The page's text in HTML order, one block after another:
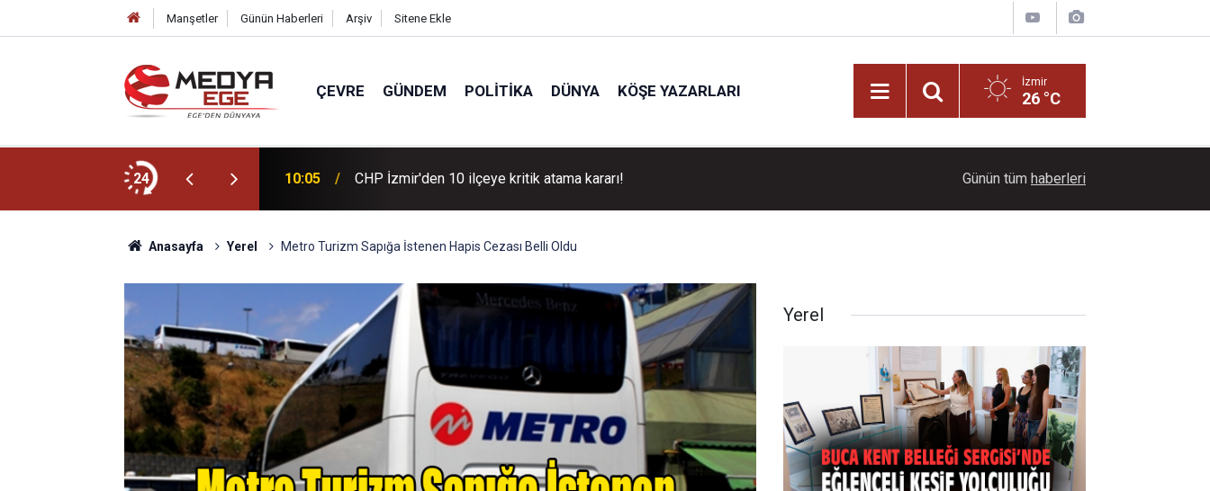
Manşetler Günün Haberleri Arşiv Sitene Ekle
ÇEVRE GÜNDEM POLITIKA DÜNYA KÖŞE YAZARLARI İzmir
26 °C
24
keşif yolculuğu 10:05 CHP İzmir'den 10 ilçeye kritik atama kararı! EGEPLASDER'DEN nitelikli ara iş gücü çağrısı!
Günün tüm haberleri
Anasayfa Yerel Metro Turizm Sapığa İstenen Hapis Cezası Belli Oldu
Yerel